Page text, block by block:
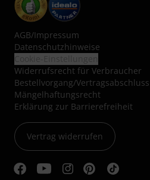
AGB/Impressum
Datenschutzhinweise
Widerrufsrecht für Verbraucher
Bestellvorgang/Vertragsabschluss
Mängelhaftungsrecht
Erklärung zur Barrierefreiheit
Vertrag widerrufen